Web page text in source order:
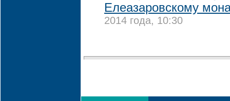
Елеазаровскому
2014 года, 10:30